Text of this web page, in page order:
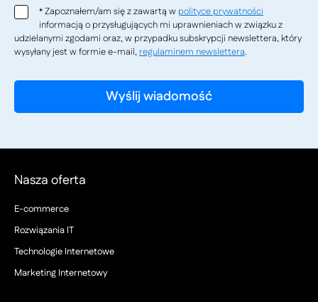
*Zapoznałem/am się z zawartą w polityce prywatności
informacją o przysługujących mi uprawnieniach w związku z
udzielanymi zgodami oraz, w przypadku subskrypcji newslettera, który
wysyłany jest w formie e-mail, regulaminem newslettera.
Nasza oferta
E-commerce
Rozwiązania IT
Technologie Internetowe
Marketing Internetowy